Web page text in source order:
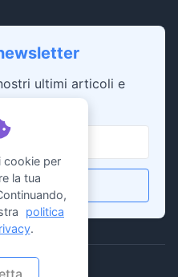
ultimi articoli e
riservati.
cookie per
la tua
politica
.